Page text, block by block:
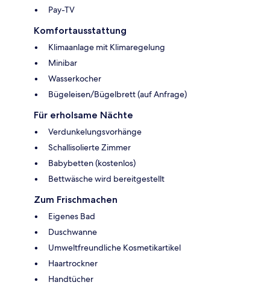
Pay-TV
Komfortausstattung
Klimaanlage mit Klimaregelung
Minibar
Wasserkocher
Bügeleisen/Bügelbrett (auf Anfrage)
Für erholsame Nächte
Verdunkelungsvorhänge
Schallisolierte Zimmer
Babybetten (kostenlos)
Bettwäsche wird bereitgestellt
Zum Frischmachen
Eigenes Bad
Duschwanne
Umweltfreundliche Kosmetikartikel
Haartrockner
Handtücher